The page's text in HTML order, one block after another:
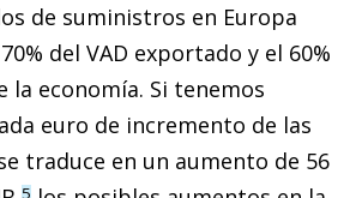
de suministros en Europa
del VAD exportado y el 60%
la economía. Si tenemos
euro de incremento de las
traduce en un aumento de 56
5